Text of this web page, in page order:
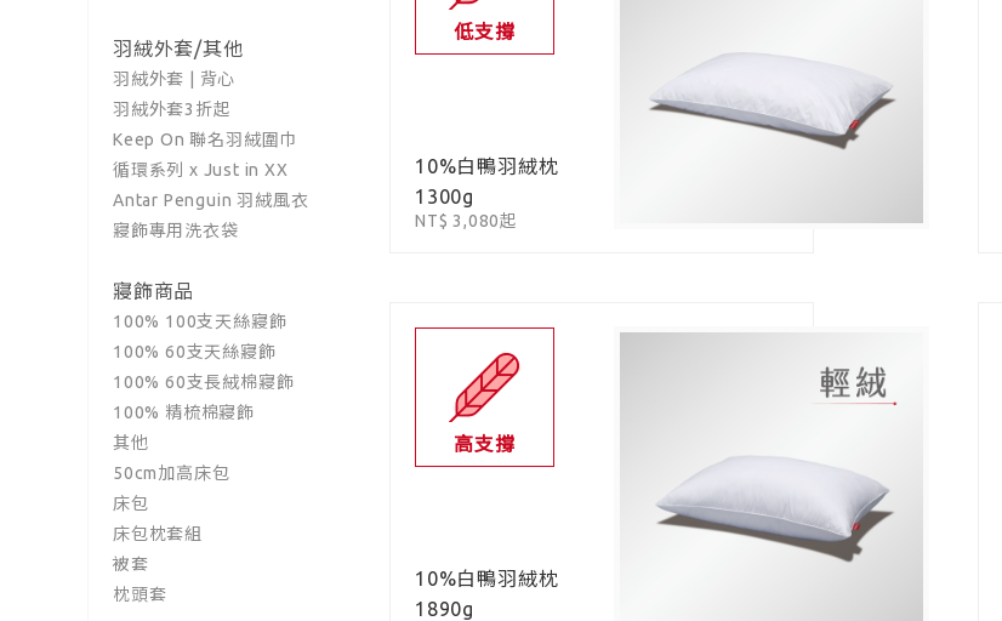
羽絨外套/其他
羽絨外套 | 背心
羽絨外套3折起
Keep On 聯名羽絨圍巾
循環系列 x Just in XX
Antar Penguin 羽絨風衣
寢飾專用洗衣袋
寢飾商品
100% 100支天絲寢飾
100% 60支天絲寢飾
100% 60支長絨棉寢飾
100% 精梳棉寢飾
其他
50cm加高床包
床包
床包枕套組
被套
枕頭套
低支撐
10%白鴨羽絨枕
1300g
NT$ 3,080起
高支撐
10%白鴨羽絨枕
1890g